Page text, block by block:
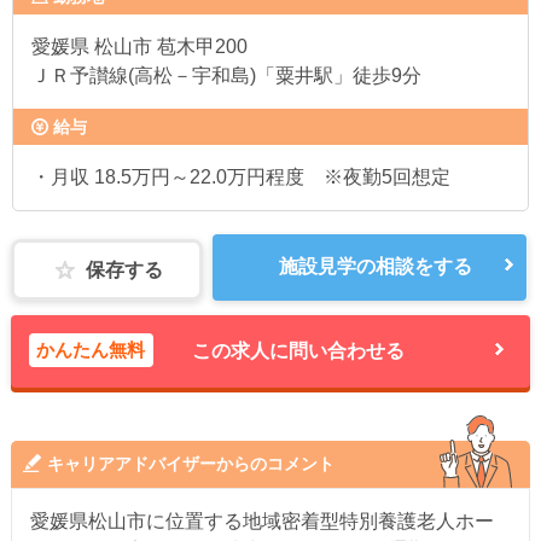
愛媛県 松山市 苞木甲200
ＪＲ予讃線(高松－宇和島)「粟井駅」徒歩9分
給与
・月収 18.5万円～22.0万円程度 ※夜勤5回想定
保存する 施設見学の相談をする
かんたん無料 この求人に問い合わせる
キャリアアドバイザーからのコメント
愛媛県松山市に位置する地域密着型特別養護老人ホー